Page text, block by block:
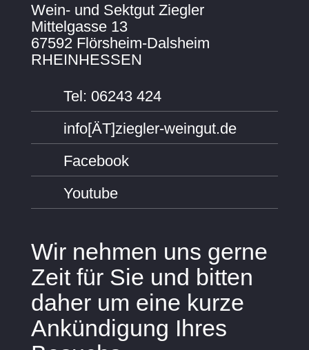
Wein- und Sektgut Ziegler
Mittelgasse 13
67592 Flörsheim-Dalsheim
RHEINHESSEN
Tel: 06243 424
info[ÄT]ziegler-weingut.de
Facebook
Youtube
Wir nehmen uns gerne
Zeit für Sie und bitten
daher um eine kurze
Ankündigung Ihres